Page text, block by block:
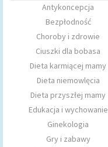
Antykoncepcja
Bezpłodność
Choroby i zdrowie
Ciuszki dla bobasa
Dieta karmiącej mamy
Dieta niemowlęcia
Dieta przyszłej mamy
Edukacja i wychowanie
Ginekologia
Gry i zabawy